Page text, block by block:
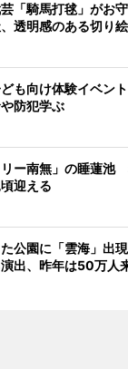
「騎馬打毬」がお
透明感のある切り
も向け体験イベン
防犯学ぶ
ー南無」の睡蓮池
迎える
公園に「雲海」出
出、昨年は50万人